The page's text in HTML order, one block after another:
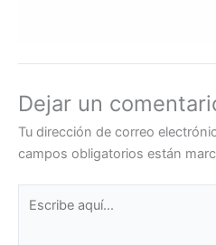
Dejar un
Tu dirección de correo
campos obligatorios están